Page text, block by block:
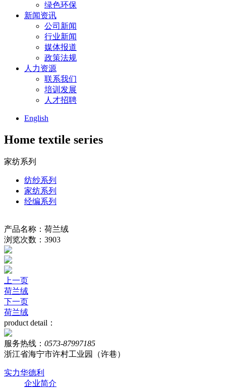
绿色环保
新闻资讯
公司新闻
行业新闻
媒体报道
政策法规
人力资源
联系我们
培训发展
人才招聘
English
Home textile series
家纺系列
纺纱系列
家纺系列
经编系列
产品名称：荷兰绒
浏览次数：3903
上一页
荷兰绒
下一页
荷兰绒
product detail：
服务热线： 0573-87997185
浙江省海宁市许村工业园（许巷）
实力华德利
企业简介